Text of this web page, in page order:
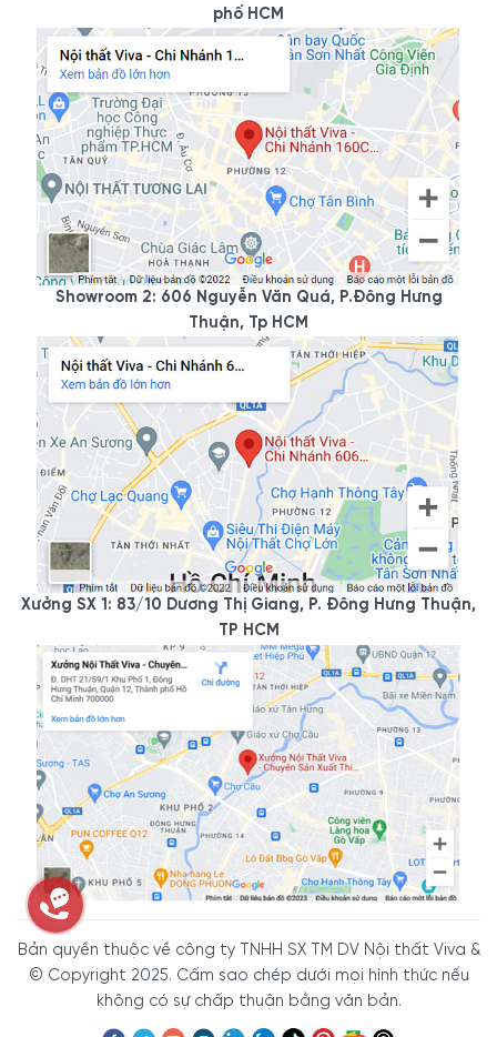
phố HCM
Showroom 2: 606 Nguyễn Văn Quá, P.Đông Hưng
Thuận, Tp HCM
Xưởng SX 1: 83/10 Dương Thị Giang, P. Đông Hưng Thuận,
TP HCM
Bản quyền thuộc về công ty TNHH SX TM DV Nội thất Viva &
© Copyright 2025. Cấm sao chép dưới mọi hình thức nếu
không có sự chấp thuận bằng văn bản.